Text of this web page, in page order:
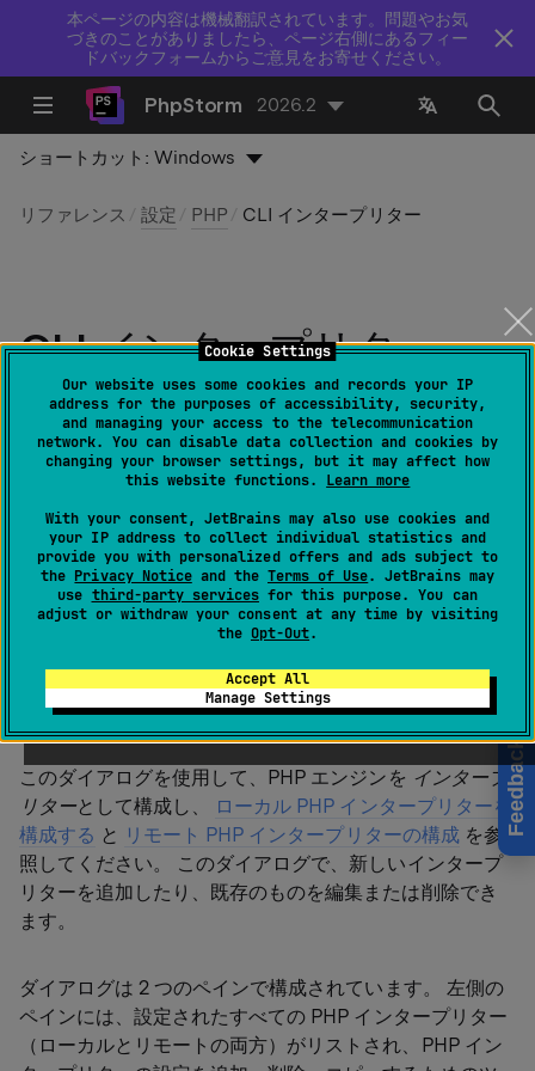
Cookie Settings
Our website uses some cookies and records your IP
address for the purposes of accessibility, security,
and managing your access to the telecommunication
network. You can disable data collection and cookies by
changing your browser settings, but it may affect how
this website functions. Learn more
With your consent, JetBrains may also use cookies and
your IP address to collect individual statistics and
provide you with personalized offers and ads subject to
the Privacy Noticeand the Terms of Use. JetBrains may
use third-party servicesfor this purpose. You can
adjust or withdraw your consent at any time by visiting
the Opt-Out.
Accept All
Manage Settings
本ページの内容は機械翻訳されています。問題やお気
づきのことがありましたら、ページ右側にあるフィー
ドバックフォームからご意見をお寄せください。
Feedback
PhpStorm 2026.2
ショートカット:Windows
リファレンス 設定 PHP CLI インタープリター
CLI インタープリター
最終更新日： 2026 年 8 月 5 日
Windows および Linux 用のファイル | 設定 | PHP
macOS 用%instance% | 設定 | PHP
Ctrl Alt 0S
リストの横にある
をクリックすると、ダイアロ
グが開きます。
このダイアログを使用して、PHP エンジンを インタープ
リターとして構成し、
ローカル PHP インタープリターを
構成する と リモート PHP インタープリターの構成を参
照してください。 このダイアログで、新しいインタープ
リターを追加したり、既存のものを編集または削除でき
ます。
ダイアログは 2 つのペインで構成されています。 左側の
ペインには、設定されたすべての PHP インタープリター
（ローカルとリモートの両方）がリストされ、PHP イン